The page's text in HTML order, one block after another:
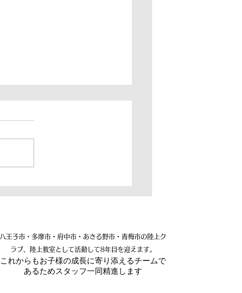
【2026年夏合宿】夏合宿を
実施いたしました☀️
八王子市・多摩市・府中市・あきる野市・青梅市の陸上ク
ラブ、陸上教室として活動して8年目を迎えます。
​これからもお子様の成長に寄り添えるチームで
あるためスタッフ一同精進します